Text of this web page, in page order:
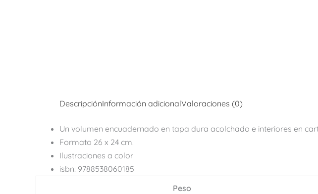
DescripciónInformación adicionalValoraciones (0)
Un volumen encuadernado en tapa dura acolchado e interiores en
Formato 26 x 24 cm.
Ilustraciones a color
isbn: 9788538060185
Peso